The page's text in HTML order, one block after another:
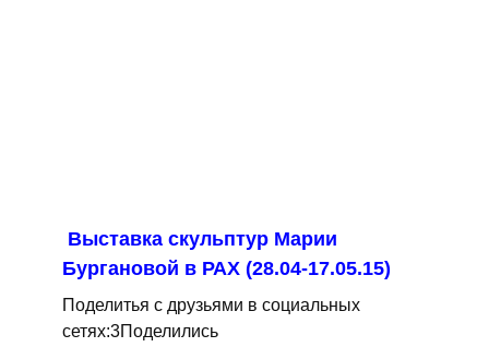
Выставка скульптур Марии
Бургановой в РАХ (28.04-17.05.15)
Поделитья с друзьями в социальных
сетях:3Поделились